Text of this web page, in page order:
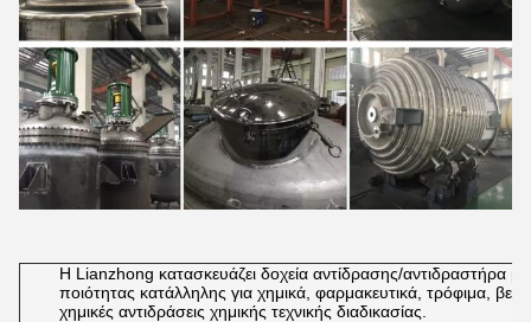
Η Lianzhong κατασκευάζει δοχεία αντίδρασης/αντιδραστήρα
ποιότητας κατάλληλης για χημικά, φαρμακευτικά, τρόφιμα,
χημικές αντιδράσεις χημικής τεχνικής διαδικασίας.